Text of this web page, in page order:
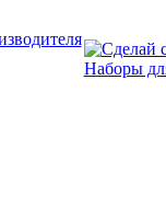
Наборы